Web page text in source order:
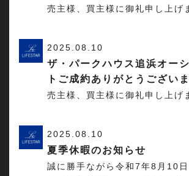
売主様、買主様に御礼申し上げ
2025.08.10
ザ・パークハウス追浜オー
トご成約ありがとうございま
売主様、買主様に御礼申し上げ
2025.08.10
夏季休暇のお知らせ
誠に勝手ながら令和7年8月10